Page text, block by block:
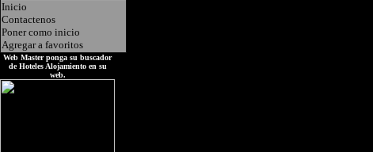
Inicio
Contactenos
Poner como inicio
Agregar a favoritos
Web Master ponga su buscador
de Hoteles Alojamiento en su
web.